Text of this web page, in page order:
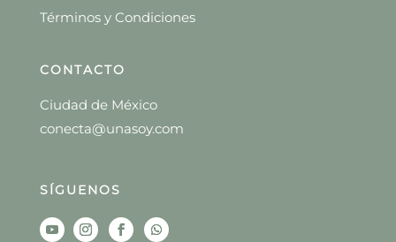
Términos y Condiciones
CONTACTO
Ciudad de México
conecta@unasoy.com
SÍGUENOS